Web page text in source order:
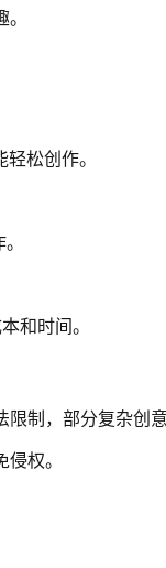
松创作。
和时间。
制，部分复杂创
权。